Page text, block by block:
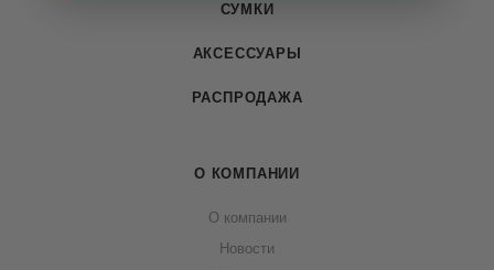
СУМКИ
АКСЕССУАРЫ
РАСПРОДАЖА
О КОМПАНИИ
О компании
Новости